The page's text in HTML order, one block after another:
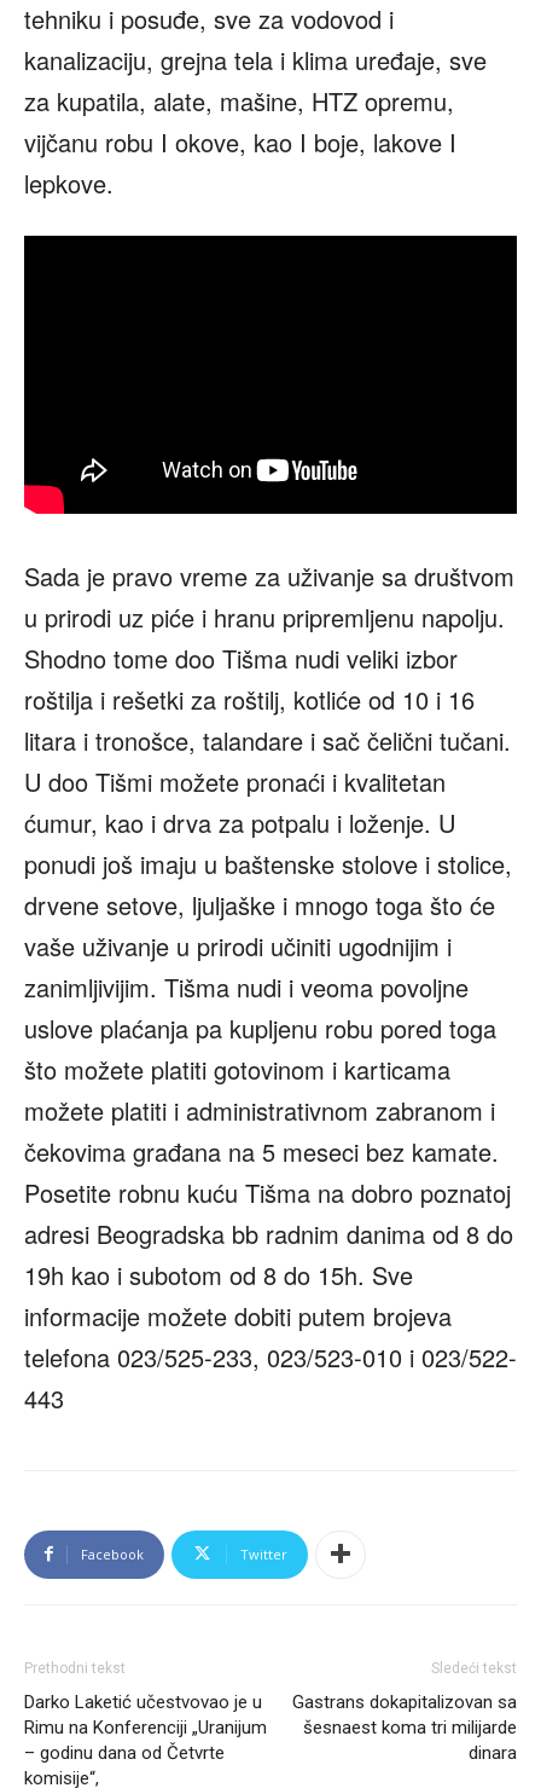
tehniku i posuđe, sve za vodovod i
kanalizaciju, grejna tela i klima uređaje, sve
za kupatila, alate, mašine, HTZ opremu,
vijčanu robu I okove, kao I boje, lakove I
lepkove.
Sada je pravo vreme za uživanje sa društvom
u prirodi uz piće i hranu pripremljenu napolju.
Shodno tome doo Tišma nudi veliki izbor
roštilja i rešetki za roštilj, kotliće od 10 i 16
litara i tronošce, talandare i sač čelični tučani.
U doo Tišmi možete pronaći i kvalitetan
ćumur, kao i drva za potpalu i loženje. U
ponudi još imaju u baštenske stolove i stolice,
drvene setove, ljuljaške i mnogo toga što će
vaše uživanje u prirodi učiniti ugodnijim i
zanimljivijim. Tišma nudi i veoma povoljne
uslove plaćanja pa kupljenu robu pored toga
što možete platiti gotovinom i karticama
možete platiti i administrativnom zabranom i
čekovima građana na 5 meseci bez kamate.
Posetite robnu kuću Tišma na dobro poznatoj
adresi Beogradska bb radnim danima od 8 do
19h kao i subotom od 8 do 15h. Sve
informacije možete dobiti putem brojeva
telefona 023/525-233, 023/523-010 i 023/522-
443
Facebook Twitter
Prethodni tekst
Darko Laketić učestvovao je u
Rimu na Konferenciji „Uranijum
– godinu dana od Četvrte
komisije“,
Sledeći tekst
Gastrans dokapitalizovan sa
šesnaest koma tri milijarde
dinara